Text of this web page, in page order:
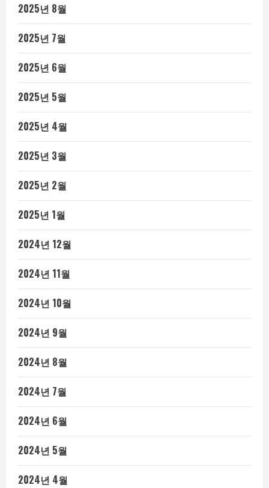
2025년 8월
2025년 7월
2025년 6월
2025년 5월
2025년 4월
2025년 3월
2025년 2월
2025년 1월
2024년 12월
2024년 11월
2024년 10월
2024년 9월
2024년 8월
2024년 7월
2024년 6월
2024년 5월
2024년 4월